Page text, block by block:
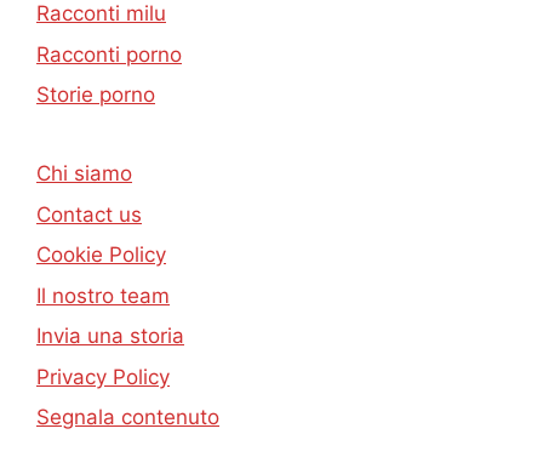
Racconti milu
Racconti porno
Storie porno
Chi siamo
Contact us
Cookie Policy
Il nostro team
Invia una storia
Privacy Policy
Segnala contenuto